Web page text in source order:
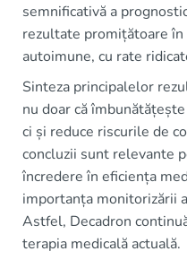
semnificativă a
rezultate promițătoare
autoimune, cu rate
Sinteza principalelor
nu doar că
ci și reduce riscurile de
concluzii sunt relevante
încredere în eficiența
importanța monitorizării
Astfel, Decadron
terapia medicală actuală.